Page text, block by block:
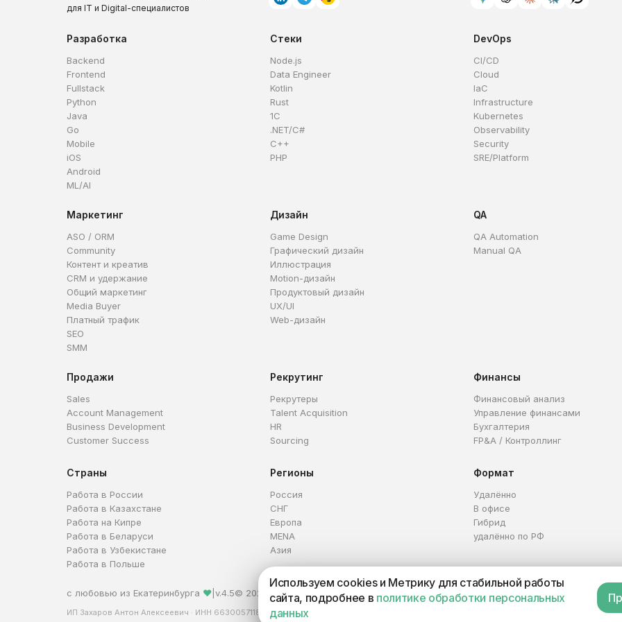
для IT и Digital-специалистов
Разработка
Backend
Frontend
Fullstack
Python
Java
Go
Mobile
iOS
Android
ML/AI
Стеки
Node.js
Data Engineer
Kotlin
Rust
1C
.NET/C#
C++
PHP
DevOps
CI/CD
Cloud
IaC
Infrastructure
Kubernetes
Observability
Security
SRE/Platform
Маркетинг
ASO / ORM
Community
Контент и креатив
CRM и удержание
Общий маркетинг
Media Buyer
Платный трафик
SEO
SMM
Дизайн
Game Design
Графический дизайн
Иллюстрация
Motion-дизайн
Продуктовый дизайн
UX/UI
Web-дизайн
QA
QA Automation
Manual QA
Продажи
Sales
Account Management
Business Development
Customer Success
Рекрутинг
Рекрутеры
Talent Acquisition
HR
Sourcing
Финансы
Финансовый анализ
Управление финансами
Бухгалтерия
FP&A / Контроллинг
Страны
Работа в России
Работа в Казахстане
Работа на Кипре
Работа в Беларуси
Работа в Узбекистане
Работа в Польше
Регионы
Россия
СНГ
Европа
MENA
Азия
Формат
Удалённо
В офисе
Гибрид
удалённо по РФ
с любовью из Екатеринбурга ❤ v.4.5© 2026 HireHi
ИП Захаров Антон Алексеевич · ИНН 663005711880 · ОГРНИП 321665800059102
Используем cookies и Метрику для стабильной работы
сайта, подробнее в политике обработки персональных
данных